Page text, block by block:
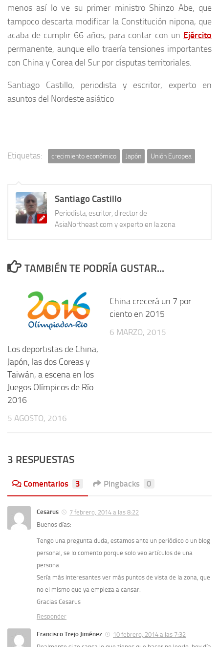
menos así lo ve su primer ministro Shinzo Abe, que
tampoco descarta modificar la Constitución nipona, que
acaba de cumplir 66 años, para contar con un Ejército
permanente, aunque ello traería tensiones importantes
con China y Corea del Sur por disputas territoriales.
Santiago Castillo, periodista y escritor, experto en
asuntos del Nordeste asiático
Etiquetas: crecimiento económico Japón Unión Europea
Santiago Castillo
Periodista, escritor, director de
AsiaNortheast.com y experto en la zona
TAMBIÉN TE PODRÍA GUSTAR...
Los deportistas de China,
Japón, las dos Coreas y
Taiwán, a escena en los
Juegos Olímpicos de Río
2016
5 AGOSTO, 2016
China crecerá un 7 por
ciento en 2015
6 MARZO, 2015
3 RESPUESTAS
Comentarios 3 Pingbacks 0
Cesarus
7 febrero, 2014 a las 8:22
Buenos días:
Tengo una pregunta duda, estamos ante un periódico o un blog
personal, se lo comento porque solo veo artículos de una
persona.
Sería más interesantes ver más puntos de vista de la zona, que
no el mismo que ya empieza a cansar.
Gracias Cesarus
Responder
Francisco Trejo Jiménez
10 febrero, 2014 a las 7:32